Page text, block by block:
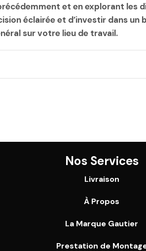
et en explorant les
éclairée et d’investir dans
sur votre lieu de travail.
Nos Services
Livraison
À Propos
La Marque Gautier
Prestation de